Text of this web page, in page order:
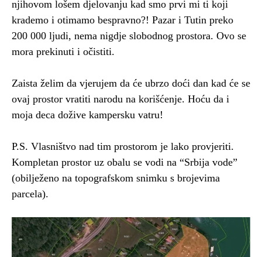
njihovom lošem djelovanju kad smo prvi mi ti koji
krademo i otimamo bespravno?! Pazar i Tutin preko
200 000 ljudi, nema nigdje slobodnog prostora. Ovo se
mora prekinuti i očistiti.
Zaista želim da vjerujem da će ubrzo doći dan kad će se
ovaj prostor vratiti narodu na korišćenje. Hoću da i
moja deca dožive kampersku vatru!
P.S. Vlasništvo nad tim prostorom je lako provjeriti.
Kompletan prostor uz obalu se vodi na “Srbija vode”
(obilježeno na topografskom snimku s brojevima
parcela).